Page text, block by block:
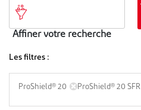
Affiner votre recherche
Les filtres :
ProShield® 20 ProShield® 20 SFR